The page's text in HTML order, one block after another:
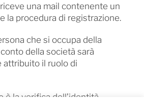
una mail contenente un
la procedura di registrazione.
che si occupa della
della società sarà
il ruolo di